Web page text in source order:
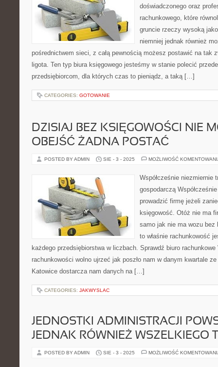
doświadczonego oraz
rachunkowego, które
gruncie rzeczy wysoką
niemniej jednak również
pośrednictwem sieci, z całą pewnością możesz postawić na tak
ligota. Ten typ biura księgowego jesteśmy w stanie polecić
przedsiębiorcom, dla których czas to pieniądz, a taką […]
CATEGORIES: GOTOWANIE
DZISIAJ BEZ KSIĘGOWOŚCI NIE
OBEJŚĆ ŻADNA POSTAĆ
POSTED BY ADMIN SIE - 3 - 2025 MOŻLIWOŚĆ
Współcześnie niezmiernie
gospodarczą
prowadzić firmę jeżeli
księgowość. Otóż nie ma
samo jak nie ma wozu bez
to właśnie rachunkowość
każdego przedsiębiorstwa w liczbach. Sprawdź biuro rachunkowe
rachunkowości wolno ujrzeć jak poszło nam w danym kwartale
Katowice dostarcza nam danych na […]
CATEGORIES: JAKWYSLAC
JEDNOSTKI ADMINISTRACJI
JEDNAK RÓWNIEŻ WSZELKIEGO
POSTED BY ADMIN SIE - 3 - 2025 MOŻLIWOŚĆ